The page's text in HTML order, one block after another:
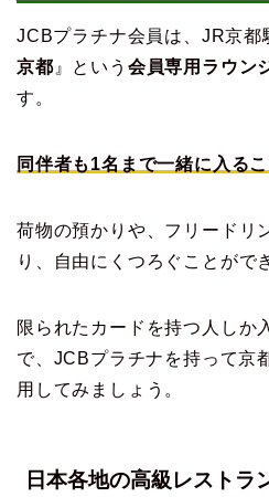
JCBプラチナ会員は、JR京都
京都 』という 会員専用ラウン
す。
同伴者も1名まで一緒に入るこ
荷物の預かりや、フリードリ
り、自由にくつろぐことがで
限られたカードを持つ人しか
で、JCBプラチナを持って京
用してみましょう。
日本各地の高級レストラ